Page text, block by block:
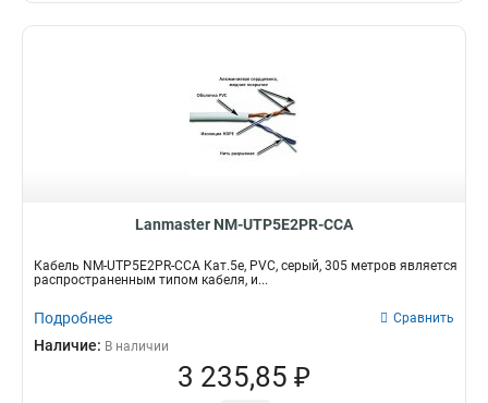
Lanmaster NM-UTP5E2PR-CCA
Кабель NM-UTP5E2PR-CCA Кат.5e, PVC, серый, 305 метров является
распространенным типом кабеля, и...
Подробнее Сравнить
Наличие: В наличии
3 235,85 ₽